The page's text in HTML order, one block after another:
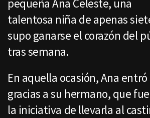
pequeña Ana Celeste, una
talentosa niña de apenas
supo ganarse el corazón del
tras semana.
En aquella ocasión, Ana
gracias a su hermano, que
la iniciativa de llevarla al